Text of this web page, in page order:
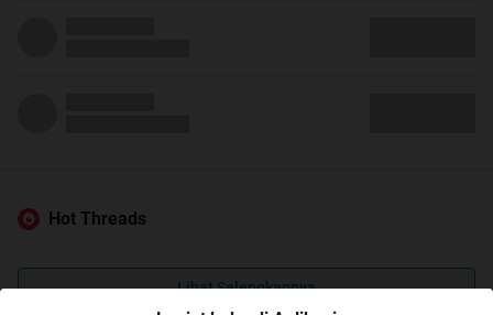
Hot Threads
Lihat Selengkapnya